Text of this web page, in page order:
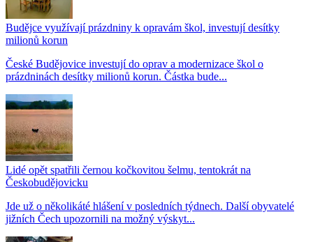
Budějce využívají prázdniny k opravám škol, investují desítky
milionů korun
České Budějovice investují do oprav a modernizace škol o
prázdninách desítky milionů korun. Částka bude...
Lidé opět spatřili černou kočkovitou šelmu, tentokrát na
Českobudějovicku
Jde už o několikáté hlášení v posledních týdnech. Další obyvatelé
jižních Čech upozornili na možný výskyt...